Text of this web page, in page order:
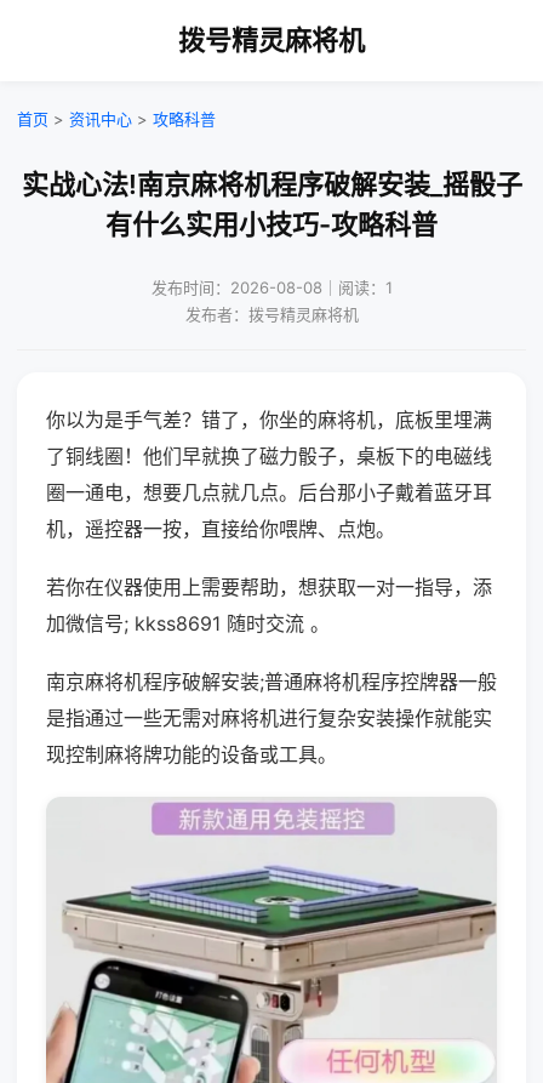
拨号精灵麻将机
首页 > 资讯中心 > 攻略科普
实战心法!南京麻将机程序破解安装_摇骰子
有什么实用小技巧-攻略科普
发布时间：2026-08-08｜阅读：1
发布者：拨号精灵麻将机
你以为是手气差？错了，你坐的麻将机，底板里埋满
了铜线圈！他们早就换了磁力骰子，桌板下的电磁线
圈一通电，想要几点就几点。后台那小子戴着蓝牙耳
机，遥控器一按，直接给你喂牌、点炮。
若你在仪器使用上需要帮助，想获取一对一指导，添
加微信号; kkss8691 随时交流 。
南京麻将机程序破解安装;普通麻将机程序控牌器一般
是指通过一些无需对麻将机进行复杂安装操作就能实
现控制麻将牌功能的设备或工具。